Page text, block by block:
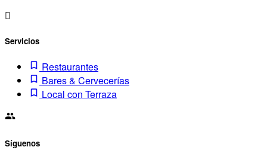
Servicios
Restaurantes
Bares & Cervecerías
Local con Terraza
Síguenos